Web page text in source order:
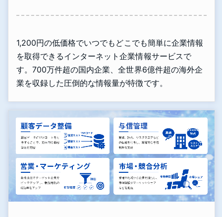
1,200円の低価格でいつでもどこでも簡単に企業情報
を取得できるインターネット企業情報サービスで
す。700万件超の国内企業、全世界6億件超の海外企
業を収録した圧倒的な情報量が特徴です。